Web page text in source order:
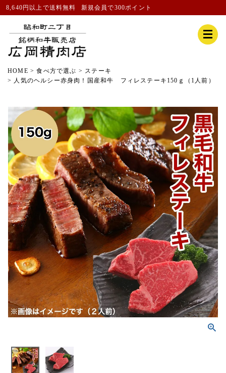
8,640円以上で送料無料 新規会員で300ポイント
HOME 食べ方で選ぶ
ステーキ
人気のヘルシー赤身肉！国産和牛 フィレステーキ150ｇ（1人前）